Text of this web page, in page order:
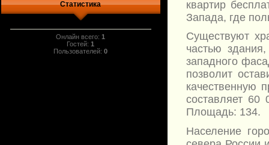
Статистика
Онлайн всего:1
Гостей:1
Пользователей:0
квартир
Запада, где
Существуют
частью
западного
позволит
качественную
составляет 60
Площадь: 134.
Население